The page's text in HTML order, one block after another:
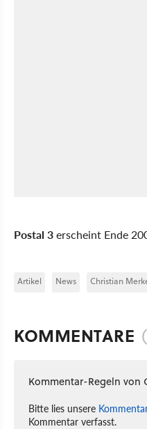
Postal 3erscheint Ende
Artikel News Christian
KOMMENTARE
Kommentar-Regeln von
Bitte lies unsere
Kommentar verfasst.